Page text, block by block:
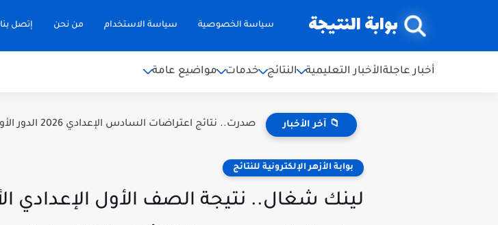
بوابة النتيجة سياسة الخصوصية سياسة الاستخدام من نحن إتصل بنا
أخبار عاجلةالأخبار التعليمية النتائج خدمات مواضيع عامة
📁 آخر الأخبار صدرت.. نتائج اعتراضات السادس الإعدادي 2026 الدور الأول في العراق.....
بوابة الأزهر الإلكترونية للنتائج